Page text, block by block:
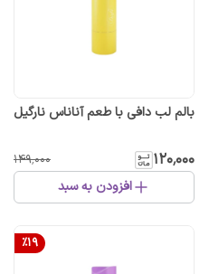
بالم لب دافی با طعم آناناس نارگیل
۱۲۰٬۰۰۰ ۱۴۹٬۰۰۰
افزودن به سبد
%19